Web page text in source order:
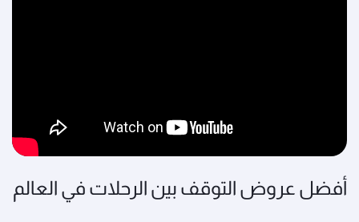
أفضل عروض التوقف بين الرحلات في العالم